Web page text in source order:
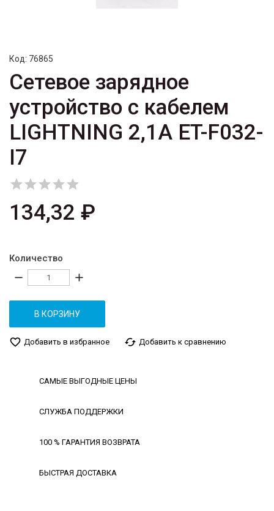
Код: 76865
Сетевое зарядное
устройство с кабелем
LIGHTNING 2,1A ET-F032-
I7

134,32 ₽
Количество
remove add
В КОРЗИНУ
favorite_border Добавить в избранное cached Добавить к сравнению
САМЫЕ ВЫГОДНЫЕ ЦЕНЫ
СЛУЖБА ПОДДЕРЖКИ
100 % ГАРАНТИЯ ВОЗВРАТА
БЫСТРАЯ ДОСТАВКА